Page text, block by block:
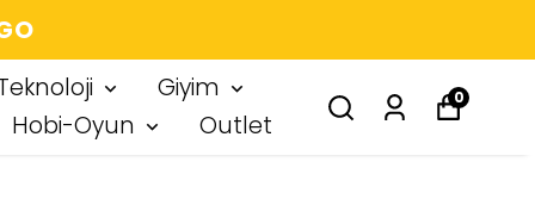
Giyim
Hobi-Oyun Outlet
0